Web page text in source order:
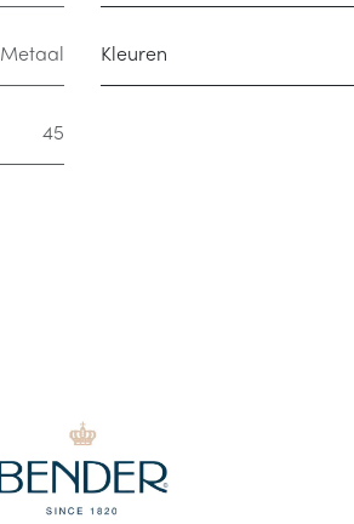
Metaal Kleuren
45